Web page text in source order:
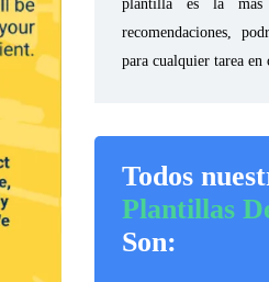
plantilla es la más
recomendaciones,
para cualquier tarea en
Todos
Plantillas
Son: